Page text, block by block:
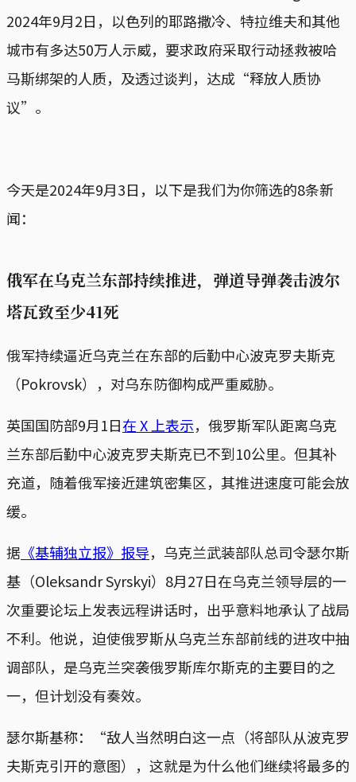
2024年9月2日，以色列的耶路撒冷、特拉维夫和其他
城市有多达50万人示威，要求政府采取行动拯救被哈
马斯绑架的人质，及透过谈判，达成“释放人质协
议”。
今天是2024年9月3日，以下是我们为你筛选的8条新
闻：
俄军在乌克兰东部持续推进，弹道导弹袭击波尔
塔瓦致至少41死
俄军持续逼近乌克兰在东部的后勤中心波克罗夫斯克
（Pokrovsk），对乌东防御构成严重威胁。
英国国防部9月1日在 X 上表示，俄罗斯军队距离乌克
兰东部后勤中心波克罗夫斯克已不到10公里。但其补
充道，随着俄军接近建筑密集区，其推进速度可能会放
缓。
据 《基辅独立报》报导，乌克兰武装部队总司令瑟尔斯
基（Oleksandr Syrskyi）8月27日在乌克兰领导层的一
次重要论坛上发表远程讲话时，出乎意料地承认了战局
不利。他说，迫使俄罗斯从乌克兰东部前线的进攻中抽
调部队，是乌克兰突袭俄罗斯库尔斯克的主要目的之
一，但计划没有奏效。
瑟尔斯基称：“敌人当然明白这一点（将部队从波克罗
夫斯克引开的意图），这就是为什么他们继续将最多的